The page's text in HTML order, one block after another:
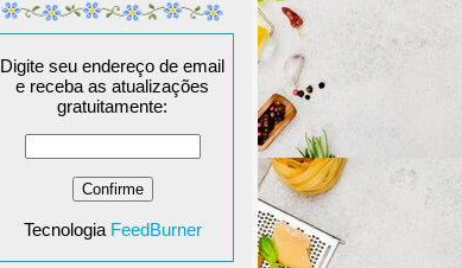
Digite seu endereço de email
e receba as atualizações
gratuitamente:
Tecnologia FeedBurner